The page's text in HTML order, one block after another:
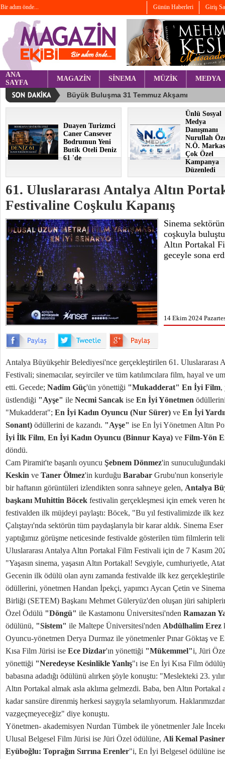
Bir adım önde... Günün Haberleri Giriş
ANA
SAYFA
MAGAZİN SİNEMA MÜZİK MEDYA
Duayen Turizmci
Caner Cansever
Bodrumun Yeni
Butik Oteli Deniz
61 'de
Ünlü Sosyal
Medya
Danışmanı
Nurullah
N.Ö.
Çok Özel
Kampanya
Düzenledi
61. Uluslararası Antalya Altın
Festivaline Coşkulu Kapanış
Sinema
coşkuyla
Altın Portakal
geceyle sona
14 Ekim 2024
Antalya Büyükşehir Belediyesi'nce gerçekleştirilen 61. Uluslararası
Festivali; sinemacılar, seyirciler ve tüm katılımcılara film, hayal ve
etti. Gecede; Nadim Güç'ün yönettiği "Mukadderat" En İyi Film,
üstlendiği "Ayşe" ile Necmi Sancak ise En İyi Yönetmen
"Mukadderat"; En İyi Kadın Oyuncu (Nur Sürer) ve En İyi
Sonant) ödüllerini de kazandı. "Ayşe" ise En İyi Yönetmen Altın
İyi İlk Film, En İyi Kadın Oyuncu (Binnur Kaya) ve Film-Yön
döndü.
Cam Piramit'te başarılı oyuncu Şebnem Dönmez'in
Keskin ve Taner Ölmez'in kurduğu Barabar Grubu'nun konseriyle
bir haftanın görüntüleri izlendikten sonra sahneye gelen, Antalya
başkanı Muhittin Böcek festivalin gerçekleşmesi için emek veren
festivalden ilk müjdeyi paylaştı: Böcek, "Bu yıl festivalimizde ilk
Çalıştayı'nda sektörün tüm paydaşlarıyla bir karar aldık. Sinema
yaptığımız görüşme neticesinde festivalde gösterilen tüm filmlerin
Uluslararası Antalya Altın Portakal Film Festivali için de 7 Kasım
"Yaşasın sinema, yaşasın Altın Portakal! Sevgiyle, cumhuriyetle,
Gecenin ilk ödülü olan aynı zamanda festivalde ilk kez
ödüllerini, yönetmen Handan İpekçi, yapımcı Aycan Çetin ve
Birliği (SETEM) Başkanı Mehmet Güleryüz'den oluşan jüri
Özel Ödülü "Döngü" ile Kastamonu Üniversitesi'nden Ramazan
ödülünü, "Sistem" ile Maltepe Üniversitesi'nden Abdülhalim Erez
Oyuncu-yönetmen Derya Durmaz ile yönetmenler Pınar Göktaş ve
Kısa Film Jürisi ise Ece Dizdar'ın yönettiği "Mükemmel"i, Jüri
yönettiği "Neredeyse Kesinlikle Yanlış"ı ise En İyi Kısa Film
babasına adadığı ödülünü alırken şöyle konuştu: "Meslekteki 23.
Altın Portakal almak asla aklıma gelmezdi. Baba, ben Altın
kadar sansüre direnmiş herkesi saygıyla selamlıyorum.
vazgeçmeyeceğiz" diye konuştu.
Yönetmen- akademisyen Nurdan Tümbek ile yönetmenler Jale
Ulusal Belgesel Film Jürisi ise Jüri Özel ödülüne, Ali Kemal Pasiner
Eyüboğlu: Toprağın Sırrına Erenler"i, En İyi Belgesel ödülüne